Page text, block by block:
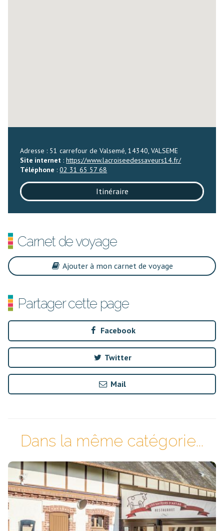
Adresse : 51 carrefour de Valsemé, 14340, VALSEME
Site internet :https://www.lacroiseedessaveurs14.fr/
Téléphone :02 31 65 57 68
Itinéraire
Carnet de voyage
Ajouter à mon carnet de voyage
Partager cette page
Facebook
Twitter
Mail
Dans la même catégorie...